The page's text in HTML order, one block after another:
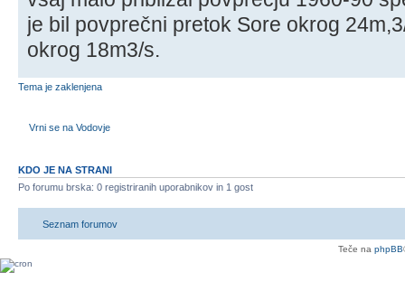
je bil povprečni pretok Sore okrog
okrog 18m3/s.
Tema je zaklenjena
Vrni se na Vodovje
KDO JE NA STRANI
Po forumu brska: 0 registriranih uporabnikov in 1 gost
Seznam forumov
Teče na phpBB